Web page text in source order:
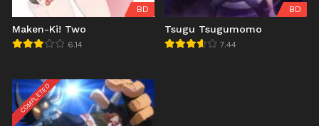
BD
Maken-Ki! Two
6.14
BD
Tsugu Tsugumomo
7.44
COMPLETED